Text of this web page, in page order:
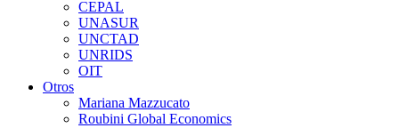
CEPAL
UNASUR
UNCTAD
UNRIDS
OIT
Otros
Mariana Mazzucato
Roubini Global Economics